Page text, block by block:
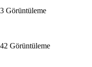
Görüntüleme
Görüntüleme